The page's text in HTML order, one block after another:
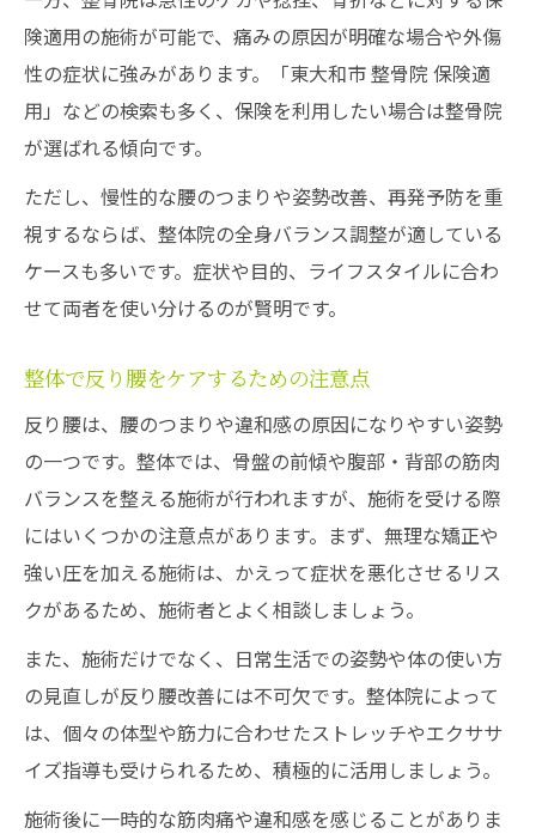
険適用の施術が可能で、痛みの原因が明確な場合や外傷
性の症状に強みがあります。「東大和市 整骨院 保険適
用」などの検索も多く、保険を利用したい場合は整骨院
が選ばれる傾向です。
ただし、慢性的な腰のつまりや姿勢改善、再発予防を重
視するならば、整体院の全身バランス調整が適している
ケースも多いです。症状や目的、ライフスタイルに合わ
せて両者を使い分けるのが賢明です。
整体で反り腰をケアするための注意点
反り腰は、腰のつまりや違和感の原因になりやすい姿勢
の一つです。整体では、骨盤の前傾や腹部・背部の筋肉
バランスを整える施術が行われますが、施術を受ける際
にはいくつかの注意点があります。まず、無理な矯正や
強い圧を加える施術は、かえって症状を悪化させるリス
クがあるため、施術者とよく相談しましょう。
また、施術だけでなく、日常生活での姿勢や体の使い方
の見直しが反り腰改善には不可欠です。整体院によって
は、個々の体型や筋力に合わせたストレッチやエクササ
イズ指導も受けられるため、積極的に活用しましょう。
施術後に一時的な筋肉痛や違和感を感じることがありま